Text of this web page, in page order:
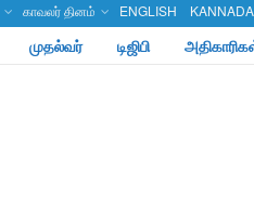
காவலர் தினம் ENGLISH KANNADA
முதல்வர் டிஜிபி